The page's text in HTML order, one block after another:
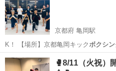
京都府 亀岡駅
K！ 【場所】京都亀岡キック ボクシ
にDM・…
京都 亀岡市 空手/
🥊8/11（火祝）